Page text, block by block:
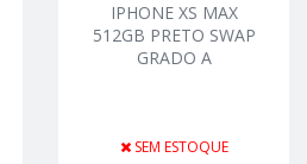
IPHONE XS MAX
512GB PRETO SWAP
GRADO A
SEM ESTOQUE